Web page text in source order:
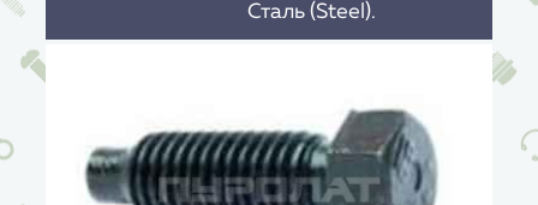
Сталь (Steel).